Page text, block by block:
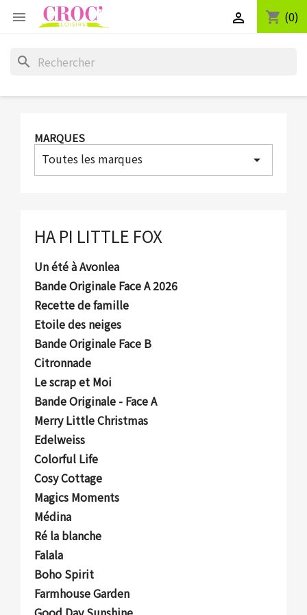
 shopping_cart (0)

search
MARQUES
Toutes les marques arrow_drop_down
HA PI LITTLE FOX
Un été à Avonlea
Bande Originale Face A 2026
Recette de famille
Etoile des neiges
Bande Originale Face B
Citronnade
Le scrap et Moi
Bande Originale - Face A
Merry Little Christmas
Edelweiss
Colorful Life
Cosy Cottage
Magics Moments
Médina
Ré la blanche
Falala
Boho Spirit
Farmhouse Garden